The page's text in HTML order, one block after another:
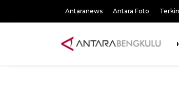
Antaranews Antara Foto